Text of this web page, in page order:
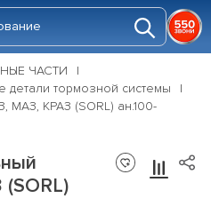
ЧАСТИ
детали тормозной системы
МАЗ, КРАЗ (SORL) ан.100-